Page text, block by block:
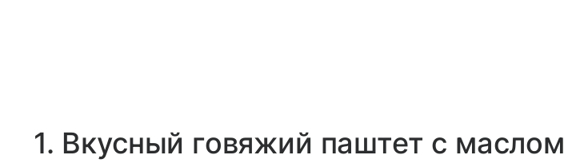
1. Вкусный говяжий паштет с маслом